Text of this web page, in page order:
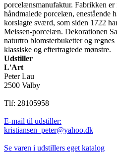
porcelænsmanufaktur. Fabrikken
håndmalede porcelæn, enestående
korslagte sværd, som siden 1722
Meissen-porcelæn. Dekorationen
naturtro blomsterbuketter og
klassiske og eftertragtede mønstre.
Udstiller
L'Art
Peter Lau
2500 Valby
Tlf: 28105958
E-mail til udstiller:
kristiansen_peter@yahoo.dk
Se varen i udstillers eget katalog